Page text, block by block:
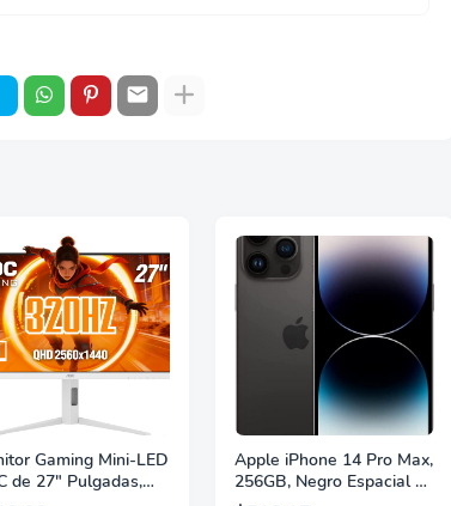
Gaming Mini-LED
de 27" Pulgadas,
Apple iPhone 14 Pro Max,
256GB, Negro Espacial -